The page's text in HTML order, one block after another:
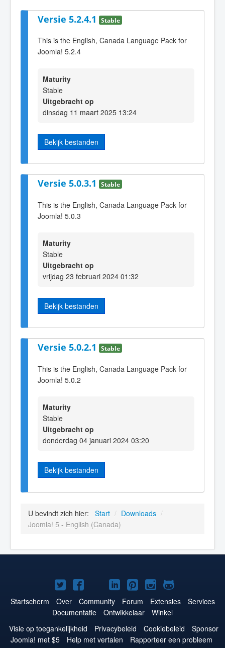
Versie 5.2.4.1 Stable
This is the English, Canada Language Pack for
Joomla! 5.2.4
Maturity
Stable
Uitgebracht op
dinsdag 11 maart 2025 13:24
Bekijk bestanden
Versie 5.0.3.1 Stable
This is the English, Canada Language Pack for
Joomla! 5.0.3
Maturity
Stable
Uitgebracht op
vrijdag 23 februari 2024 01:32
Bekijk bestanden
Versie 5.0.2.1 Stable
This is the English, Canada Language Pack for
Joomla! 5.0.2
Maturity
Stable
Uitgebracht op
donderdag 04 januari 2024 03:20
Bekijk bestanden
U bevindt zich hier: Start / Downloads /
Joomla! 5 - English (Canada)
Joomla!
op
Twitter
Joomla!
op
Facebook
Joomla!
op
YouTube
Joomla!
op
LinkedIn
Joomla!
op
Pinterest
Joomla!
op
Instagram
Joomla!
op
GitHub
Startscherm Over Community Forum Extensies
Services
Documentatie
Ontwikkelaar
Winkel
Visie op toegankelijkheid
Privacybeleid Cookiebeleid
Sponsor
Joomla! met $5
Help met vertalen
Rapporteer een probleem